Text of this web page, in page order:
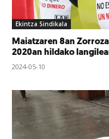
Ekintza Sindikala
Maiatzaren 8an
2020an hildako
2024-05-10